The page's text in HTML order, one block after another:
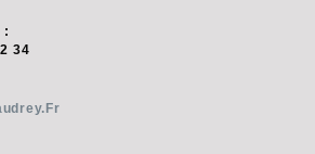
:
34